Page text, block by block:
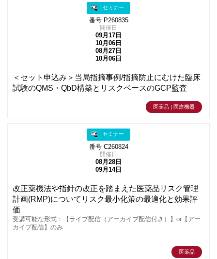
セミナー
番号 P260835
開催日
09月17日
10月06日
08月27日
10月06日
＜セット申込み＞当局指摘事例/指摘防止にむけた臨床
試験のQMS・QbD構築とリスクベースのGCP監査
医薬品 | 医療機器
セミナー
番号 C260824
開催日
08月28日
09月14日
改正薬機法や指針の改正を踏まえた医薬品リスク管理
計画(RMP)についてリスク最小化策の最適化と効果評
価
受講可能な形式：【ライブ配信（アーカイブ配信付き）】or【アー
カイブ配信】のみ
医薬品